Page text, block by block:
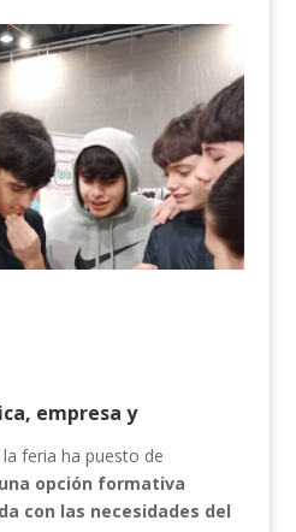
empresa y
feria ha puesto de
una opción formativa
con las necesidades del